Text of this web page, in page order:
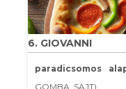
6. GIOVANNI
paradicsomos
GOMBA, SAJT)